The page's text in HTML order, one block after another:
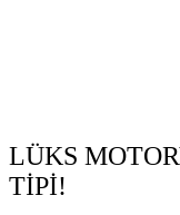
LÜKS
TİPİ!